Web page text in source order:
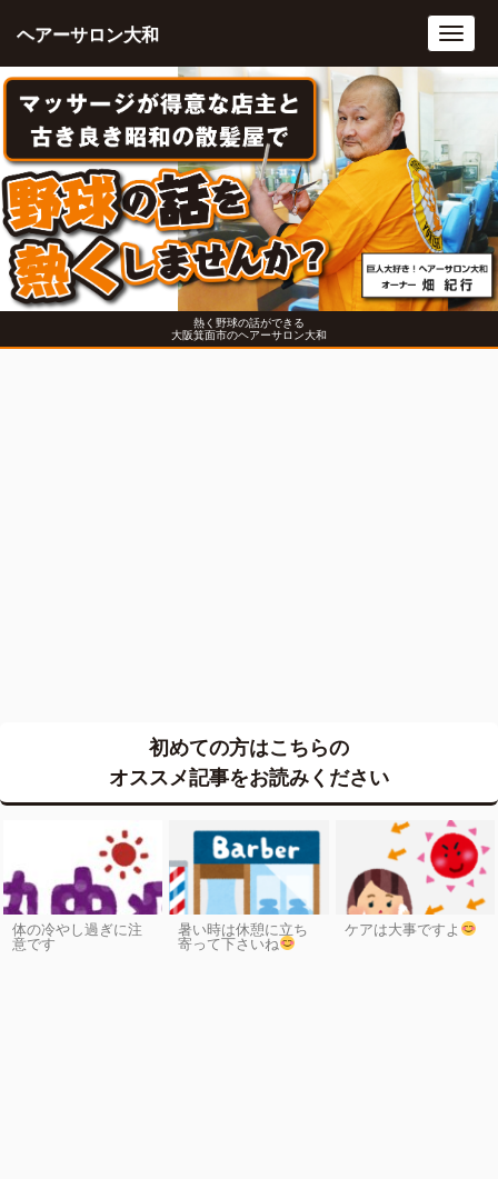
熱く野球の話ができる
大阪箕面市のヘアーサロン大和
ヘアーサロン大和
初めての方はこちらの
オススメ記事をお読みください
体の冷やし過ぎに注
意です
暑い時は休憩に立ち
寄って下さいね
ケアは大事ですよ